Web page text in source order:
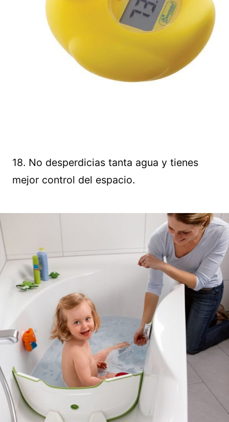
18. No desperdicias tanta agua y tienes
mejor control del espacio.